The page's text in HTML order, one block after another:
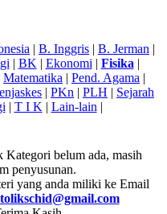
| B. Inggris | B. Jerman |
| BK | Ekonomi | Fisika |
Matematika | Pend. Agama |
| PKn | PLH | Sejarah
| T I K | Lain-lain |
Kategori belum ada, masih
penyusunan.
yang anda miliki ke Email